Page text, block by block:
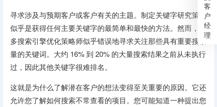
寻求涉及与预期客户或客户有关的主题。制定关键字研究策略
似乎是获得任何主要关键字的最简单和最快的方法。然而，许
多搜索引擎优化策略师似乎错误地寻求关注那些具有重要搜索
量的关键词。大约 16% 到 20% 的大量搜索结果之前从未执行
过，因此其他关键字很难排名。
这就是为什么了解潜在客户的想法变得至关重要的原因。它还
允许您了解如何搜索不常查看的项目。您可能知道一种提出您
客
户
经
理